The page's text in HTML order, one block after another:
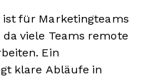
für Marketingteams
viele Teams remote
Ein
klare Abläufe in